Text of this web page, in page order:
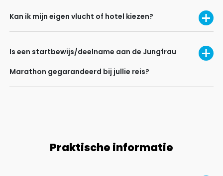
Kan ik mijn eigen vlucht of hotel kiezen?
Is een startbewijs/deelname aan de Jungfrau
Marathon gegarandeerd bij jullie reis?
Praktische informatie